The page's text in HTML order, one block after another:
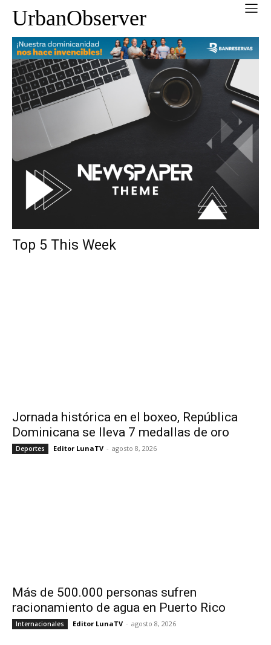
UrbanObserver
Top 5 This Week
Jornada histórica en el boxeo, República
Dominicana se lleva 7 medallas de oro
Deportes Editor LunaTV - agosto 8, 2026
Más de 500.000 personas sufren
racionamiento de agua en Puerto Rico
Internacionales Editor LunaTV - agosto 8, 2026